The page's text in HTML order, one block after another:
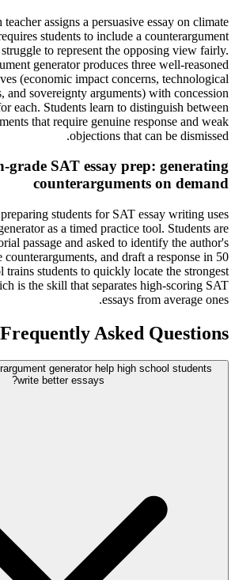
assigns a persuasive essay on climate
students to include a counterargument
to represent the opposing view fairly.
generator produces three well-reasoned
(economic impact concerns, technological
and sovereignty arguments) with concession
each. Students learn to distinguish between
that require genuine response and weak
objections that can be dismissed.
grade SAT essay prep: generating
counterarguments on demand
students for SAT essay writing uses
as a timed practice tool. Students are
passage and asked to identify the author's
counterarguments, and draft a response in 50
trains students to quickly locate the strongest
is the skill that separates high-scoring SAT
essays from average ones.
Frequently Asked Questions
generator help high school students
write better essays?